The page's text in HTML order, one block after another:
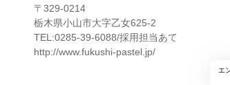
〒329-0214
栃木県小山市大字乙女625-2
TEL:0285-39-6088/採用担当あて
http://www.fukushi-pastel.jp/
エ